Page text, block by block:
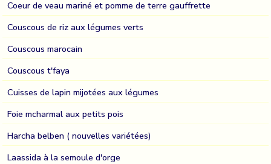
Coeur de veau mariné et pomme de terre gauffrette
Couscous de riz aux légumes verts
Couscous marocain
Couscous t'faya
Cuisses de lapin mijotées aux légumes
Foie mcharmal aux petits pois
Harcha belben ( nouvelles variétées)
Laassida à la semoule d'orge